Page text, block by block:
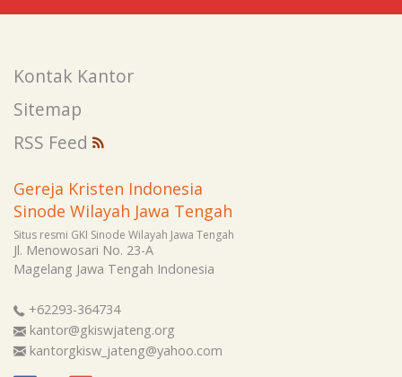
Kontak Kantor
Sitemap
RSS Feed
Gereja Kristen Indonesia
Sinode Wilayah Jawa Tengah
Situs resmi GKI Sinode Wilayah Jawa Tengah
Jl. Menowosari No. 23-A
Magelang Jawa Tengah Indonesia
+62293-364734
kantor@gkiswjateng.org
kantorgkisw_jateng@yahoo.com